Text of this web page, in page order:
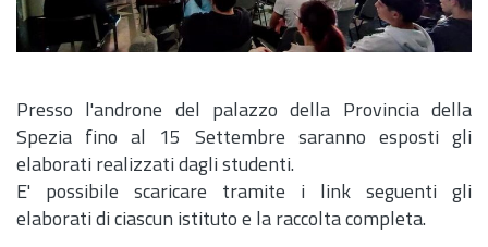
Presso l'androne del palazzo della Provincia della
Spezia fino al 15 Settembre saranno esposti gli
elaborati realizzati dagli studenti.
E' possibile scaricare tramite i link seguenti gli
elaborati di ciascun istituto e la raccolta completa.